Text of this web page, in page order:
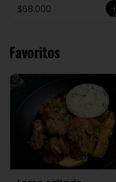
$68.000
Favoritos